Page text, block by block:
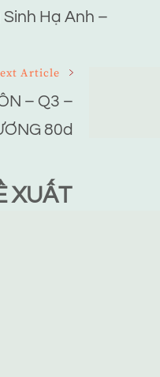
Hạ Anh –
Article
– Q3 –
80d
XUẤT